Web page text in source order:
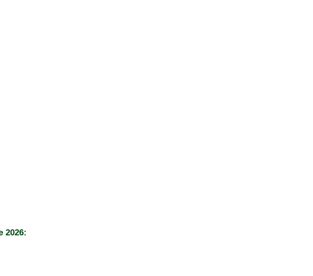
2026: